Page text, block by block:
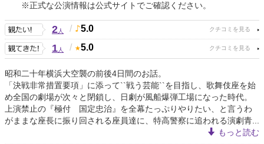
※正式な公演情報は公式サイトでご確認ください。
2人 / 5.0
1人 / 5.0
昭和二十年横浜大空襲の前後4日間のお話。
「決戦非常措置要項」に添って``戦う芸能``を目指し、歌舞伎座を始
め全国の劇場が次々と閉鎖し、日劇が風船爆弾工場になった時代。
上演禁止の『極付 国定忠治』を全幕たっぷりやりたい、と言うわ
がままな座長に振り回される座員達に、特高警察に追われる演劇青...
もっと読む